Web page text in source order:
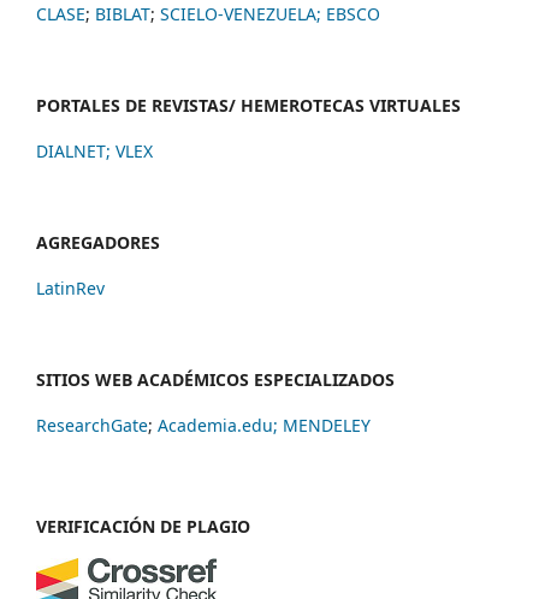
CLASE; BIBLAT; SCIELO-VENEZUELA; EBSCO
PORTALES DE REVISTAS/ HEMEROTECAS VIRTUALES
DIALNET; VLEX
AGREGADORES
LatinRev
SITIOS WEB ACADÉMICOS ESPECIALIZADOS
ResearchGate; Academia.edu; MENDELEY
VERIFICACIÓN DE PLAGIO